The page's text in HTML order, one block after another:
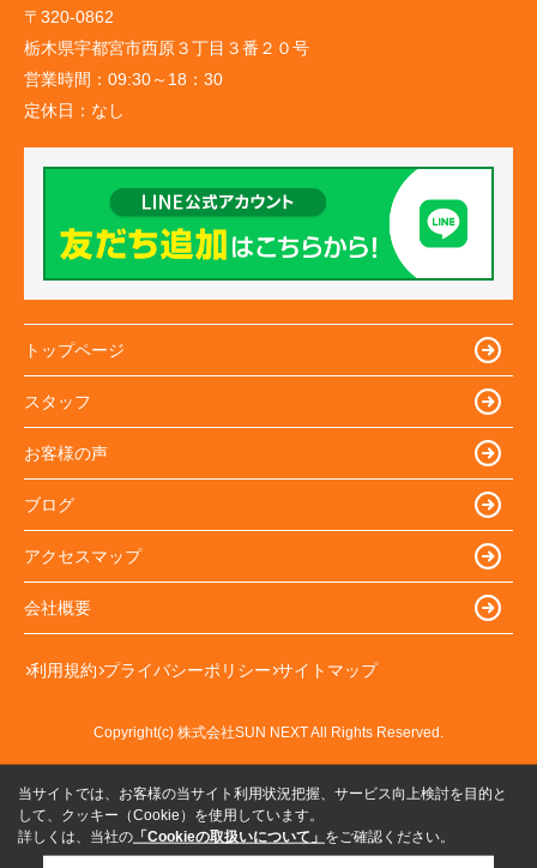
〒320-0862
栃木県宇都宮市西原３丁目３番２０号
営業時間： 09:30～18：30
定休日： なし
トップページ
スタッフ
お客様の声
ブログ
アクセスマップ
会社概要
利用規約 プライバシーポリシー サイトマップ
Copyright(c) 株式会社SUN NEXT All Rights Reserved.
当サイトでは、お客様の当サイト利用状況把握、サービス向上検討を目的と
して、クッキー（Cookie）を使用しています。
詳しくは、当社の 「Cookieの取扱いについて」 をご確認ください。